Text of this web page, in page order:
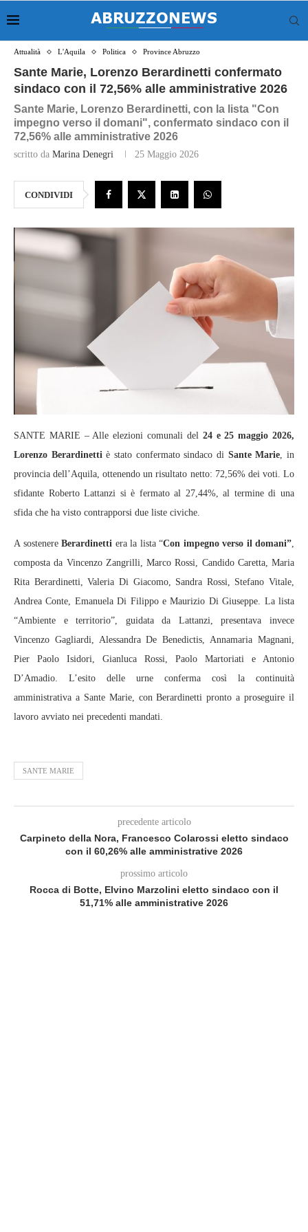
Attualità L'Aquila Politica Province Abruzzo
Sante Marie, Lorenzo Berardinetti confermato
sindaco con il 72,56% alle amministrative 2026
Sante Marie, Lorenzo Berardinetti, con la lista "Con
impegno verso il domani", confermato sindaco con il
72,56% alle amministrative 2026
scritto da Marina Denegri 25 Maggio 2026
CONDIVIDI
SANTE MARIE – Alle elezioni comunali del 24 e 25 maggio 2026,
Lorenzo Berardinetti è stato confermato sindaco di Sante Marie , in
provincia dell’Aquila, ottenendo un risultato netto: 72,56% dei voti. Lo
sfidante Roberto Lattanzi si è fermato al 27,44%, al termine di una
sfida che ha visto contrapporsi due liste civiche.
A sostenere Berardinetti era la lista “Con impegno verso il domani”
composta da Vincenzo Zangrilli, Marco Rossi, Candido Caretta, Maria
Rita Berardinetti, Valeria Di Giacomo, Sandra Rossi, Stefano Vitale,
Andrea Conte, Emanuela Di Filippo e Maurizio Di Giuseppe. La lista
“Ambiente e territorio”, guidata da Lattanzi, presentava invece
Vincenzo Gagliardi, Alessandra De Benedictis, Annamaria Magnani,
Pier Paolo Isidori, Gianluca Rossi, Paolo Martoriati e Antonio
D’Amadio. L’esito delle urne conferma così la continuità
amministrativa a Sante Marie, con Berardinetti pronto a proseguire il
lavoro avviato nei precedenti mandati.
SANTE MARIE
precedente articolo
Carpineto della Nora, Francesco Colarossi eletto sindaco
con il 60,26% alle amministrative 2026
prossimo articolo
Rocca di Botte, Elvino Marzolini eletto sindaco con il
51,71% alle amministrative 2026